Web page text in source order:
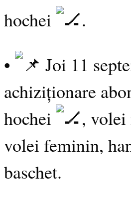
hochei
.
•
Joi 11
achiziționare
hochei
, volei
volei feminin,
baschet.